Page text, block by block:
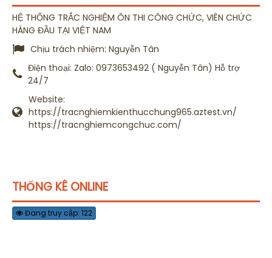
HỆ THỐNG TRẮC NGHIỆM ÔN THI CÔNG CHỨC, VIÊN CHỨC
HÀNG ĐẦU TẠI VIỆT NAM
Chịu trách nhiệm: Nguyễn Tân
Điện thoại: Zalo: 0973653492 ( Nguyễn Tân) Hỗ trợ
24/7
Website:
https://tracnghiemkienthucchung965.aztest.vn/
https://tracnghiemcongchuc.com/
THỐNG KÊ ONLINE
Đang truy cập: 122